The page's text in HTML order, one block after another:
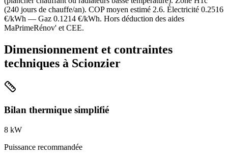
(240 jours de chauffe/an). COP moyen estimé 2.6. Électricité 0.2516
€/kWh — Gaz 0.1214 €/kWh. Hors déduction des aides
MaPrimeRénov' et CEE.
Dimensionnement et contraintes
techniques à Scionzier
Bilan thermique simplifié
8 kW
Puissance recommandée